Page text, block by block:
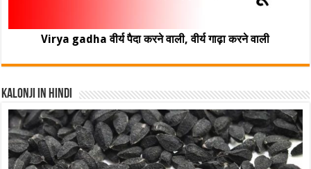
Virya gadha वीर्य पैदा करने वाली, वीर्य गाढ़ा करने वाली
Kalonji In Hindi